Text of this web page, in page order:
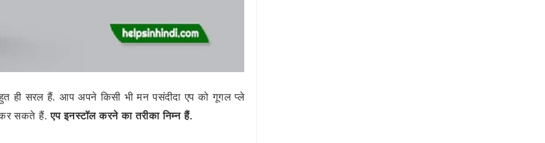
ही सरल हैं. आप अपने किसी भी मन पसंदीदा एप को गूगल प्ले
कर सकते हैं.एप इनस्टॉल करने का तरीका निम्न हैं.